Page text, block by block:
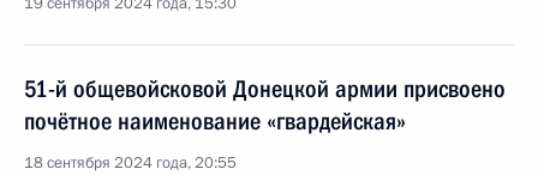
51-й общевойсковой Донецкой армии присвоено
почётное наименование «гвардейская»
18 сентября 2024 года, 20:55